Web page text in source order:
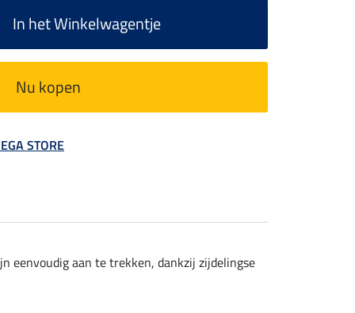
In het Winkelwagentje
Nu kopen
STORE
eenvoudig aan te trekken, dankzij zijdelingse